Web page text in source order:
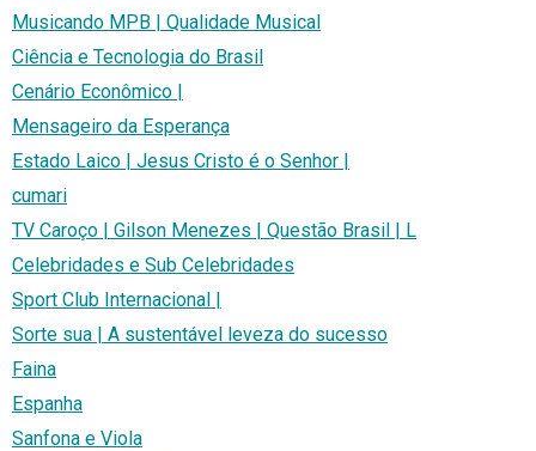
Musicando MPB | Qualidade Musical
Ciência e Tecnologia do Brasil
Cenário Econômico |
Mensageiro da Esperança
Estado Laico | Jesus Cristo é o Senhor |
cumari
TV Caroço | Gilson Menezes | Questão Brasil | L
Celebridades e Sub Celebridades
Sport Club Internacional |
Sorte sua | A sustentável leveza do sucesso
Faina
Espanha
Sanfona e Viola